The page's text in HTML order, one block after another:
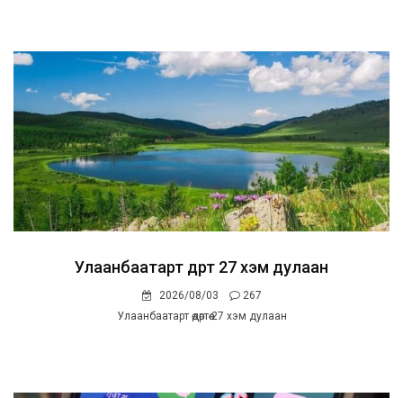
Улаанбаатарт өдөртөө 27 хэм дулаан
2026/08/03
267
Улаанбаатарт өдөртөө 27 хэм дулаан